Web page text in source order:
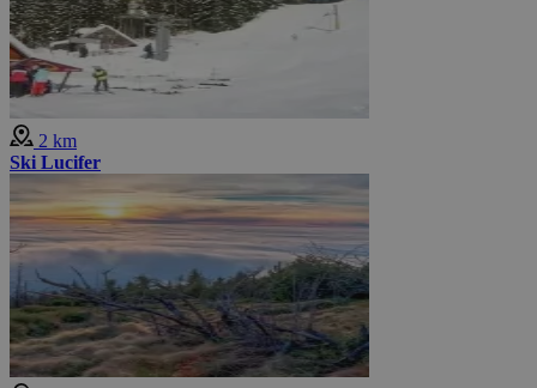
2 km
Ski Lucifer